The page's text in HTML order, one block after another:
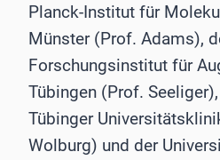
Planck-Institut für
Münster (Prof. Adams),
Forschungsinstitut für
Tübingen (Prof.
Tübinger
Wolburg) und der